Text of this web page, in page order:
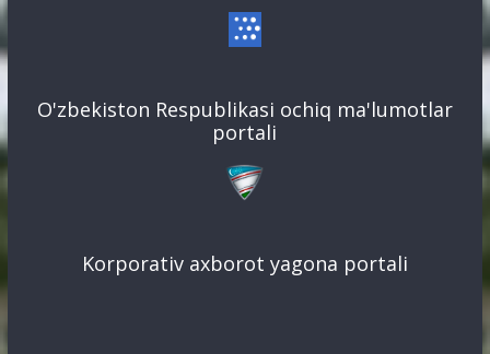
O'zbekiston Respublikasi ochiq ma'lumotlar
portali
Korporativ axborot yagona portali